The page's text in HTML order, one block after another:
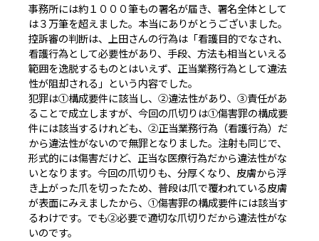
事務所には約１０００筆もの署名が届き、署名全体として
は３万筆を超えました。本当にありがとうございました。
控訴審の判断は、上田さんの行為は「看護目的でなされ、
看護行為として必要性があり、手段、方法も相当といえる
範囲を逸脱するものとはいえず、正当業務行為として違法
性が阻却される」という内容でした。
犯罪は①構成要件に該当し、②違法性があり、③責任があ
ることで成立しますが、今回の爪切りは①傷害罪の構成要
件には該当するけれども、②正当業務行為（看護行為）だ
から違法性がないので無罪となりました。注射も同じで、
形式的には傷害だけど、正当な医療行為だから違法性がな
いとなります。今回の爪切りも、分厚くなり、皮膚から浮
き上がった爪を切ったため、普段は爪で覆われている皮膚
が表面にみえましたから、①傷害罪の構成要件には該当す
るわけです。でも②必要で適切な爪切りだから違法性がな
いのです。